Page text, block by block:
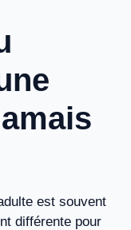
est souvent
différente pour